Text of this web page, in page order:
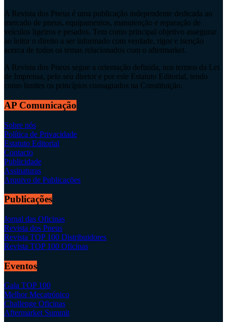
A Revista dos Pneus é uma publicação independente dedicada ao
mercado de pneus, equipamentos, manutenção e reparação de
veículos ligeiros e pesados. Tem como principal objetivo assegurar
ao leitor o direito a ser informado com verdade, rigor e isenção
acerca de todos os temas relacionados com o aftermarket.
A Revista dos Pneus segue a orientação definida, nos termos da Lei
de Imprensa, pelo seu diretor e por este Estatuto Editorial, tendo
como limites os princípios consagrados na Constituição.
AP Comunicação
Sobre nós
Política de Privacidade
Estatuto Editorial
Contacto
Publicidade
Assinaturas
Arquivo de Publicações
Publicações
Jornal das Oficinas
Revista dos Pneus
Revista TOP 100 Distribuidores
Revista TOP 100 Oficinas
Eventos
Gala TOP 100
Melhor Mecatrónico
Challenge Oficinas
Aftermarket Summit